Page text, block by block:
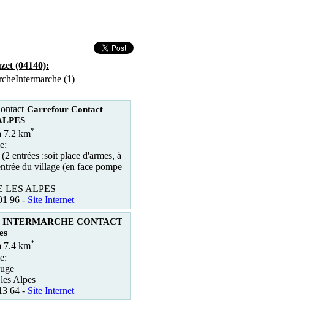
(04140):
Intermarche (1)
Carrefour Contact
7.2 km*
entrées :soit place d'armes, à
du village (en face pompe
LES ALPES
96 - Site Internet
INTERMARCHE CONTACT
7.4 km*
Alpes
64 - Site Internet